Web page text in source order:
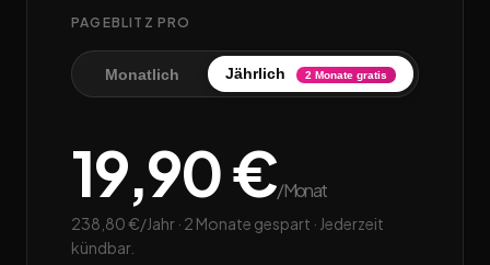
PAGEBLITZ PRO
Monatlich Jährlich 2 Monate gratis
19,90 €/Monat
238,80 €/Jahr · 2 Monate gespart · Jederzeit
kündbar.